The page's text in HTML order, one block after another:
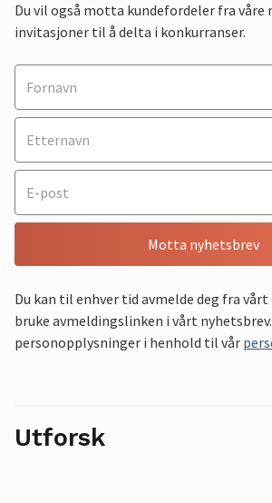
Du vil også motta kundefordeler fra våre
invitasjoner til å delta i konkurranser.
Motta nyhetsbrev
Du kan til enhver tid avmelde deg fra vårt
bruke avmeldingslinken i vårt
personopplysninger i henhold til vår
Utforsk